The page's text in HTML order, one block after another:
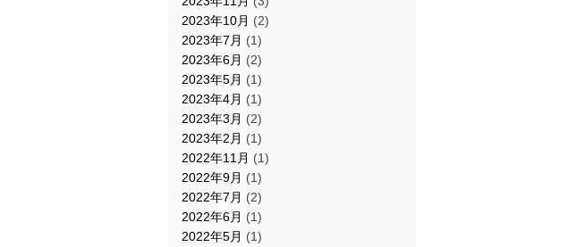
2023年10月 (2)
2023年7月 (1)
2023年6月 (2)
2023年5月 (1)
2023年4月 (1)
2023年3月 (2)
2023年2月 (1)
2022年11月 (1)
2022年9月 (1)
2022年7月 (2)
2022年6月 (1)
2022年5月 (1)